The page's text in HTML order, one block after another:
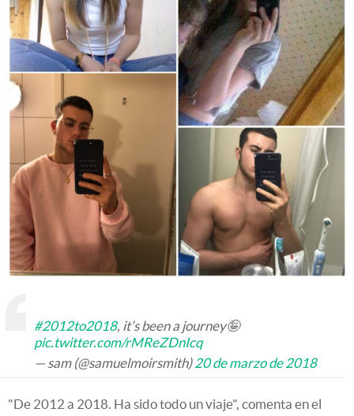
#2012to2018, it’s been a journey🤪
pic.twitter.com/rMReZDnIcq
— sam (@samuelmoirsmith)20 de marzo de 2018
"De 2012 a 2018. Ha sido todo un viaje", comenta en el